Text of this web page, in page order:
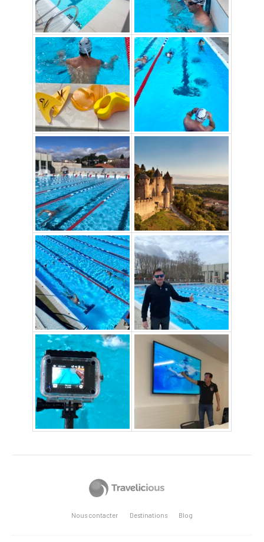
Nous contacter Destinations Blog